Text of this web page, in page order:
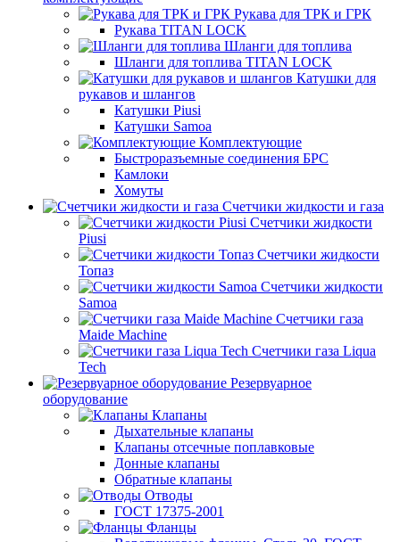
Рукава для ТРК и ГРК
Рукава TITAN LOCK
Шланги для топлива
Шланги для топлива TITAN LOCK
Катушки для
рукавов и шлангов
Катушки Piusi
Катушки Samoa
Комплектующие
Быстроразъемные соединения БРС
Камлоки
Хомуты
Счетчики жидкости и газа
Счетчики жидкости
Piusi
Счетчики жидкости
Топаз
Счетчики жидкости
Samoa
Счетчики газа
Maide Machine
Счетчики газа Liqua
Tech
Резервуарное
оборудование
Клапаны
Дыхательные клапаны
Клапаны отсечные поплавковые
Донные клапаны
Обратные клапаны
Отводы
ГОСТ 17375-2001
Фланцы